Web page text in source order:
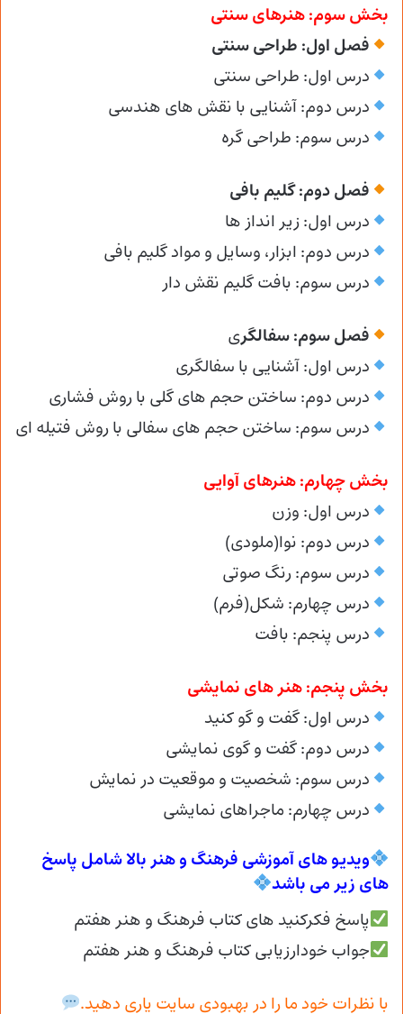
بخش سوم: هنرهای سنتی
فصل اول: طراحی سنتی
درس اول: طراحی سنتی
درس دوم: آشنایی با نقش های هندسی
درس سوم: طراحی گره
فصل دوم: گلیم بافی
درس اول: زیر انداز ها
درس دوم: ابزار، وسایل و مواد گلیم بافی
درس سوم: بافت گلیم نقش دار
فصل سوم: سفالگری
درس اول: آشنایی با سفالگری
درس دوم: ساختن حجم های گلی با روش فشاری
درس سوم: ساختن حجم های سفالی با روش فتیله ای
بخش چهارم: هنرهای آوایی
درس اول: وزن
درس دوم: نوا(ملودی)
درس سوم: رنگ صوتی
درس چهارم: شکل(فرم)
درس پنجم: بافت
بخش پنجم: هنر های نمایشی
درس اول: گفت و گو کنید
درس دوم: گفت و گوی نمایشی
درس سوم: شخصیت و موقعیت در نمایش
درس چهارم: ماجراهای نمایشی
ویدیو های آموزشی فرهنگ و هنر بالا شامل پاسخ
های زیر می باشد
پاسخ فکرکنید های کتاب فرهنگ و هنر هفتم
جواب خودارزیابی کتاب فرهنگ و هنر هفتم
با نظرات خود ما را در بهبودی سایت یاری دهید.